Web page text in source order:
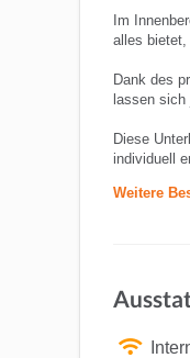
Im
alles bietet,
Dank des
lassen
Diese
individuell
Weitere